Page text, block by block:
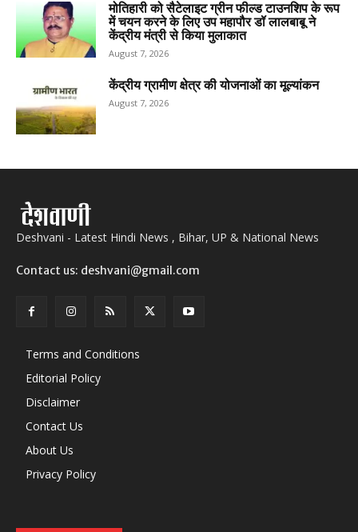
मोतिहारी को सैटेलाइट ग्रीन फील्ड टाउनशिप के रूप
में चयन करने के लिए उप महापौर डॉ लालबाबू ने
केंद्रीय मंत्री से किया मुलाकात
August 7, 2026
केंद्रीय ग्रामीण क्षेत्र की योजनाओं का मूल्यांकन
August 7, 2026
Deshvani - Latest Hindi News , Bihar, UP & National News
Contact us: deshvani@gmail.com
Terms and Conditions
Editorial Policy
Disclaimer
Contact Us
About Us
Privacy Policy